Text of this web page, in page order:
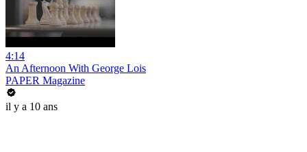
4:14
An Afternoon With George Lois
PAPER Magazine
il y a 10 ans